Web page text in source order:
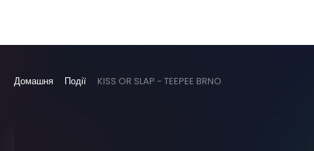
Домашня Події KISS OR SLAP - TEEPEE BRNO